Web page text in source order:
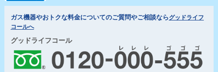
ガス機器やおトクな料金についてのご質問やご相談ならグッドライフ
コールへ
グッドライフコール